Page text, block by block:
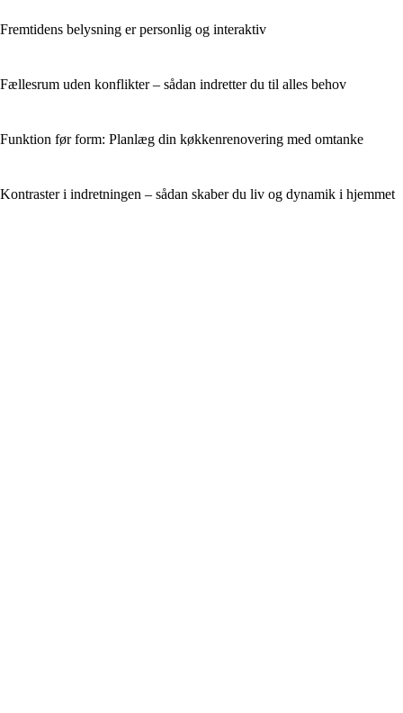
Fremtidens belysning er personlig og interaktiv
Fællesrum uden konflikter – sådan indretter du til alles behov
Funktion før form: Planlæg din køkkenrenovering med omtanke
Kontraster i indretningen – sådan skaber du liv og dynamik i hjemmet